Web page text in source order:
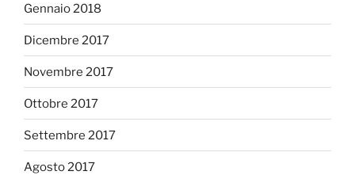
Gennaio 2018
Dicembre 2017
Novembre 2017
Ottobre 2017
Settembre 2017
Agosto 2017